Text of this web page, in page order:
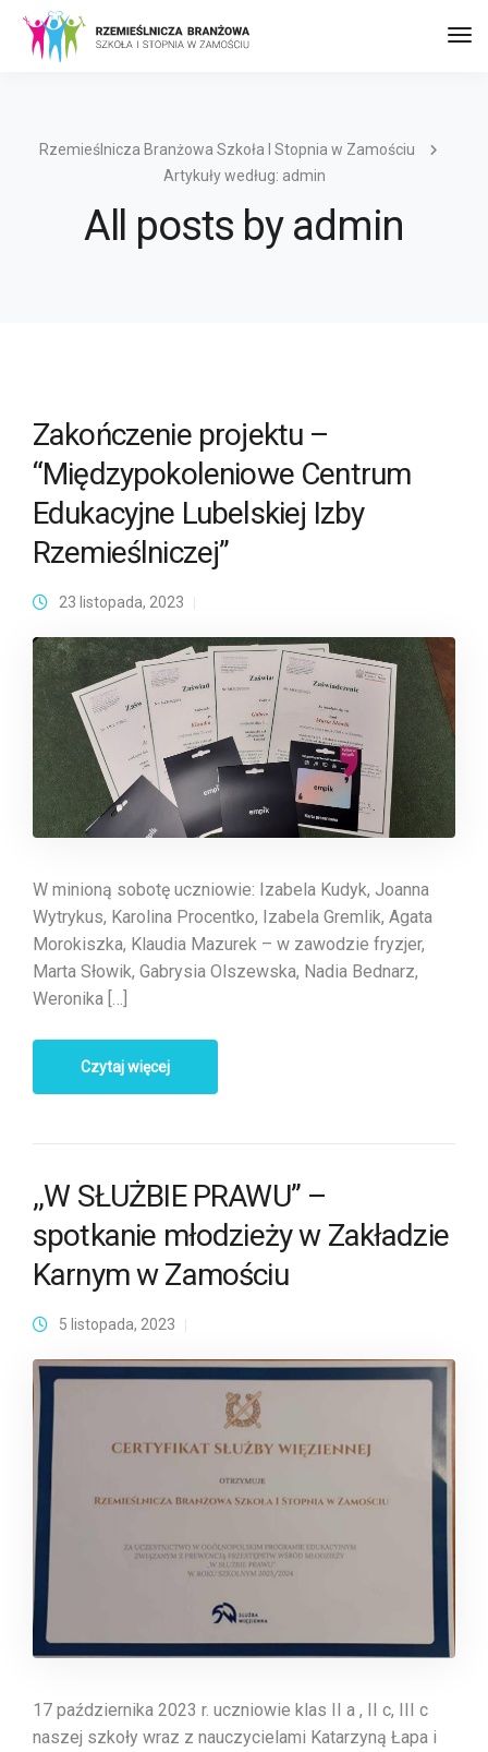
Rzemieślnicza Branżowa Szkoła I Stopnia w Zamościu
Artykuły według: admin
All posts by admin
Zakończenie projektu –
“Międzypokoleniowe Centrum
Edukacyjne Lubelskiej Izby
Rzemieślniczej”
23 listopada, 2023
W minioną sobotę uczniowie: Izabela Kudyk, Joanna
Wytrykus, Karolina Procentko, Izabela Gremlik, Agata
Morokiszka, Klaudia Mazurek – w zawodzie fryzjer,
Marta Słowik, Gabrysia Olszewska, Nadia Bednarz,
Weronika […]
Czytaj więcej
,,W SŁUŻBIE PRAWU” –
spotkanie młodzieży w Zakładzie
Karnym w Zamościu
5 listopada, 2023
17 października 2023 r. uczniowie klas II a , II c, III c
naszej szkoły wraz z nauczycielami Katarzyną Łapa i